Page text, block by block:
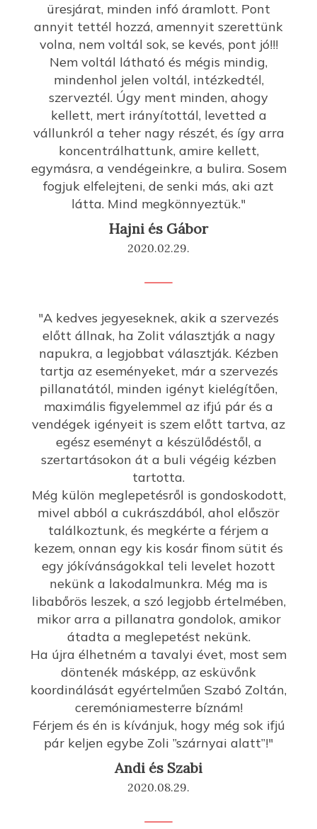
üresjárat, minden infó áramlott. Pont
annyit tettél hozzá, amennyit szerettünk
volna, nem voltál sok, se kevés, pont jó!!!
Nem voltál látható és mégis mindig,
mindenhol jelen voltál, intézkedtél,
szerveztél. Úgy ment minden, ahogy
kellett, mert irányítottál, levetted a
vállunkról a teher nagy részét, és így arra
koncentrálhattunk, amire kellett,
egymásra, a vendégeinkre, a bulira. Sosem
fogjuk elfelejteni, de senki más, aki azt
látta. Mind megkönnyeztük."
Hajni és Gábor
2020.02.29.
"A kedves jegyeseknek, akik a szervezés
előtt állnak, ha Zolit választják a nagy
napukra, a legjobbat választják. Kézben
tartja az eseményeket, már a szervezés
pillanatától, minden igényt kielégítően,
maximális figyelemmel az ifjú pár és a
vendégek igényeit is szem előtt tartva, az
egész eseményt a készülődéstől, a
szertartásokon át a buli végéig kézben
tartotta.
Még külön meglepetésről is gondoskodott,
mivel abból a cukrászdából, ahol először
találkoztunk, és megkérte a férjem a
kezem, onnan egy kis kosár finom sütit és
egy jókívánságokkal teli levelet hozott
nekünk a lakodalmunkra. Még ma is
libabőrös leszek, a szó legjobb értelmében,
mikor arra a pillanatra gondolok, amikor
átadta a meglepetést nekünk.
Ha újra élhetném a tavalyi évet, most sem
döntenék másképp, az esküvőnk
koordinálását egyértelműen Szabó Zoltán,
ceremóniamesterre bíznám!
Férjem és én is kívánjuk, hogy még sok ifjú
pár keljen egybe Zoli ”szárnyai alatt”!"
Andi és Szabi
2020.08.29.